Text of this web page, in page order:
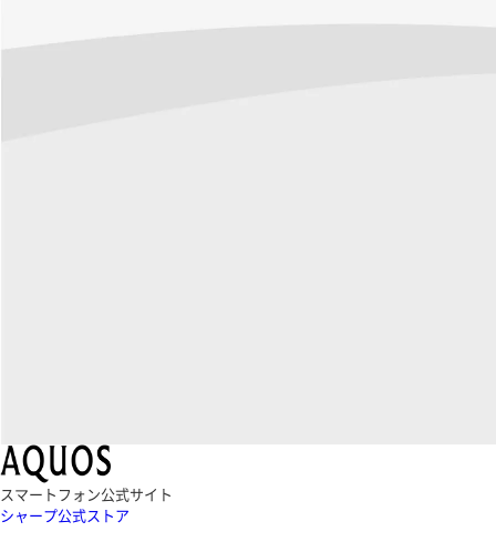
スマートフォン公式サイト
シャープ公式ストア